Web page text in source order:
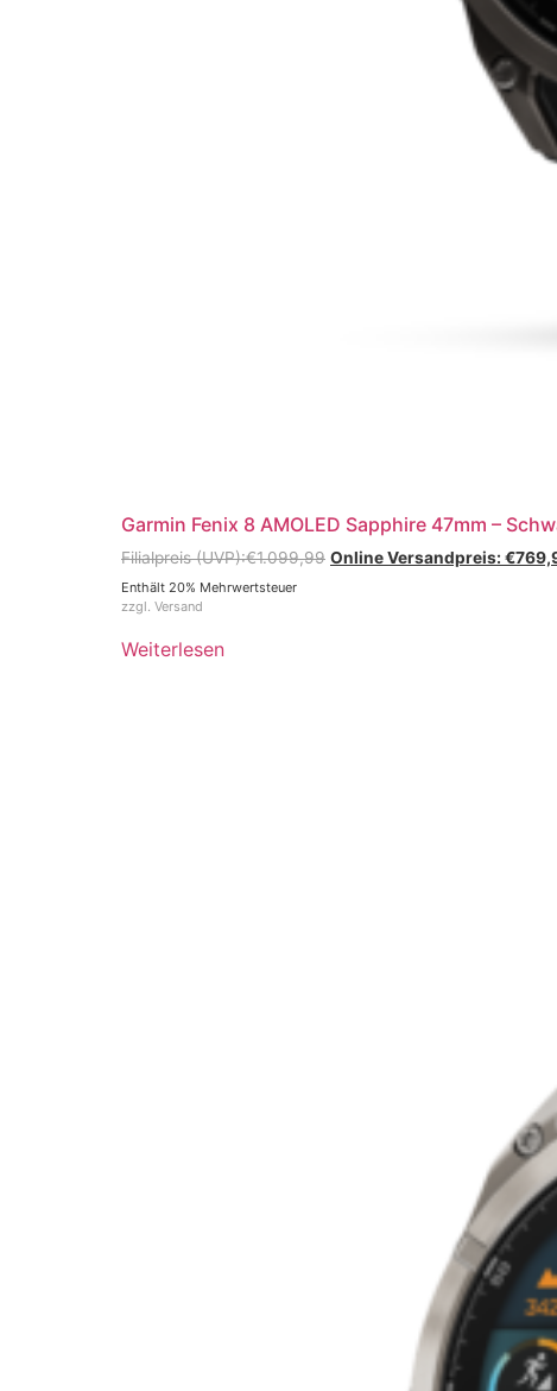
Garmin Fenix 8 AMOLED Sapphire 47mm –
€1.099,99 €
Enthält 20% Mehrwertsteuer
zzgl. Versand
Weiterlesen